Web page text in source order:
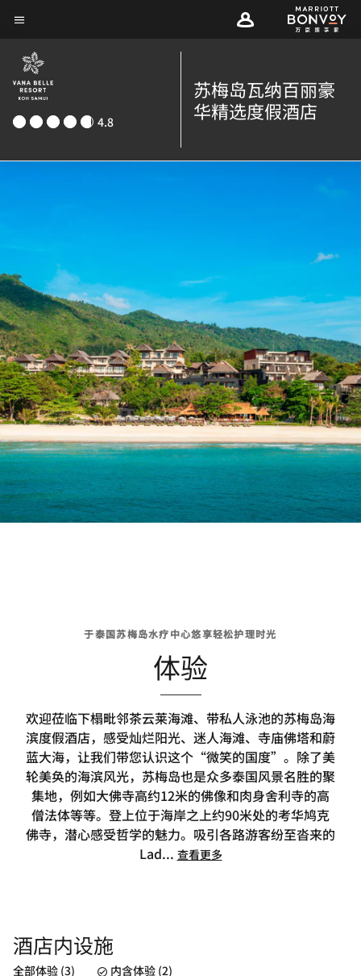
Skip
main
content
4.8
苏梅岛瓦纳百丽豪
华精选度假酒店
于泰国苏梅岛水疗中心悠享轻松护理时光
体验
欢迎莅临下榻毗邻茶云莱海滩、带私人泳池的苏梅岛海
滨度假酒店，感受灿烂阳光、迷人海滩、寺庙佛塔和蔚
蓝大海，让我们带您认识这个“微笑的国度”。除了美
轮美奂的海滨风光，苏梅岛也是众多泰国风景名胜的聚
集地，例如大佛寺高约12米的佛像和肉身舍利寺的高
僧法体等等。登上位于海岸之上约90米处的考华鸠克
佛寺，潜心感受哲学的魅力。吸引各路游客纷至沓来的
Lad... 查看更多
酒店内设施
全部体验 (3) 内含体验 (2)